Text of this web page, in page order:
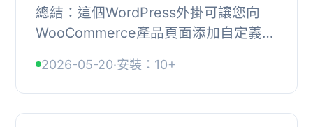
總結：這個WordPress外掛可讓您向
WooCommerce產品頁面添加自定義字
期選擇器、下拉菜單、勾選框和價格選
項等功能，全部都...
2026-05-20·安裝：10+